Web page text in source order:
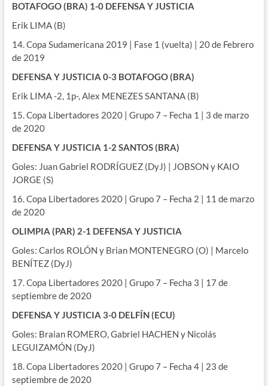
BOTAFOGO (BRA) 1-0 DEFENSA Y JUSTICIA
Erik LIMA (B)
14. Copa Sudamericana 2019 | Fase 1 (vuelta) | 20 de Febrero
de 2019
DEFENSA Y JUSTICIA 0-3 BOTAFOGO (BRA)
Erik LIMA -2, 1p-, Alex MENEZES SANTANA (B)
15. Copa Libertadores 2020 | Grupo 7 – Fecha 1 | 3 de marzo
de 2020
DEFENSA Y JUSTICIA 1-2 SANTOS (BRA)
Goles: Juan Gabriel RODRÍGUEZ (DyJ) | JOBSON y KAIO
JORGE (S)
16. Copa Libertadores 2020 | Grupo 7 – Fecha 2 | 11 de marzo
de 2020
OLIMPIA (PAR) 2-1 DEFENSA Y JUSTICIA
Goles: Carlos ROLÓN y Brian MONTENEGRO (O) | Marcelo
BENÍTEZ (DyJ)
17. Copa Libertadores 2020 | Grupo 7 – Fecha 3 | 17 de
septiembre de 2020
DEFENSA Y JUSTICIA 3-0 DELFÍN (ECU)
Goles: Braian ROMERO, Gabriel HACHEN y Nicolás
LEGUIZAMÓN (DyJ)
18. Copa Libertadores 2020 | Grupo 7 – Fecha 4 | 23 de
septiembre de 2020